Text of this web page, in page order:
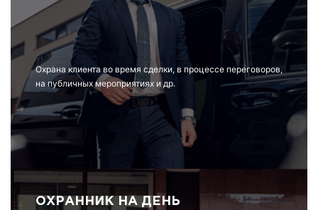
Охрана клиента во время сделки, в процессе переговоров,
на публичных мероприятиях и др.
ОХРАННИК НА ДЕНЬ